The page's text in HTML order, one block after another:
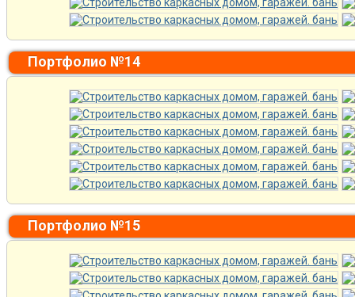
Портфолио №14
Портфолио №15